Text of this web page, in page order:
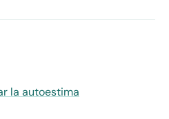
la autoestima